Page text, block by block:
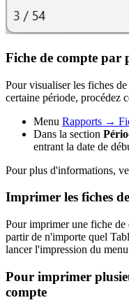
Fiche de compte par
Pour visualiser les fiches
certaine période, procédez
Menu Rapports →
Dans la section
entrant la date de
Pour plus d'informations,
Imprimer les fiches
Pour imprimer une fiche
partir de n'importe quel
lancer l'impression du menu
Pour imprimer
compte